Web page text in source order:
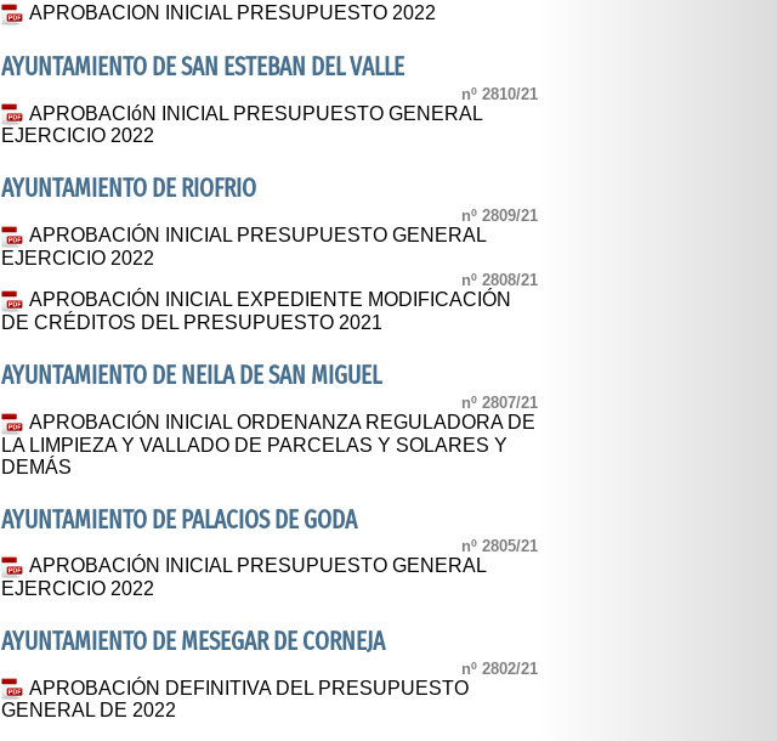
APROBACION INICIAL PRESUPUESTO 2022
AYUNTAMIENTO DE SAN ESTEBAN DEL VALLE
nº 2810/21
APROBACIóN INICIAL PRESUPUESTO GENERAL
EJERCICIO 2022
AYUNTAMIENTO DE RIOFRIO
nº 2809/21
APROBACIÓN INICIAL PRESUPUESTO GENERAL
EJERCICIO 2022
nº 2808/21
APROBACIÓN INICIAL EXPEDIENTE MODIFICACIÓN
DE CRÉDITOS DEL PRESUPUESTO 2021
AYUNTAMIENTO DE NEILA DE SAN MIGUEL
nº 2807/21
APROBACIÓN INICIAL ORDENANZA REGULADORA DE
LA LIMPIEZA Y VALLADO DE PARCELAS Y SOLARES Y
DEMÁS
AYUNTAMIENTO DE PALACIOS DE GODA
nº 2805/21
APROBACIÓN INICIAL PRESUPUESTO GENERAL
EJERCICIO 2022
AYUNTAMIENTO DE MESEGAR DE CORNEJA
nº 2802/21
APROBACIÓN DEFINITIVA DEL PRESUPUESTO
GENERAL DE 2022